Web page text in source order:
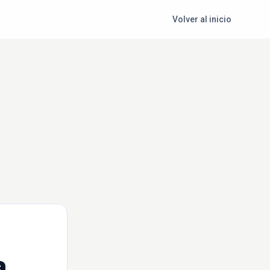
Volver al inicio